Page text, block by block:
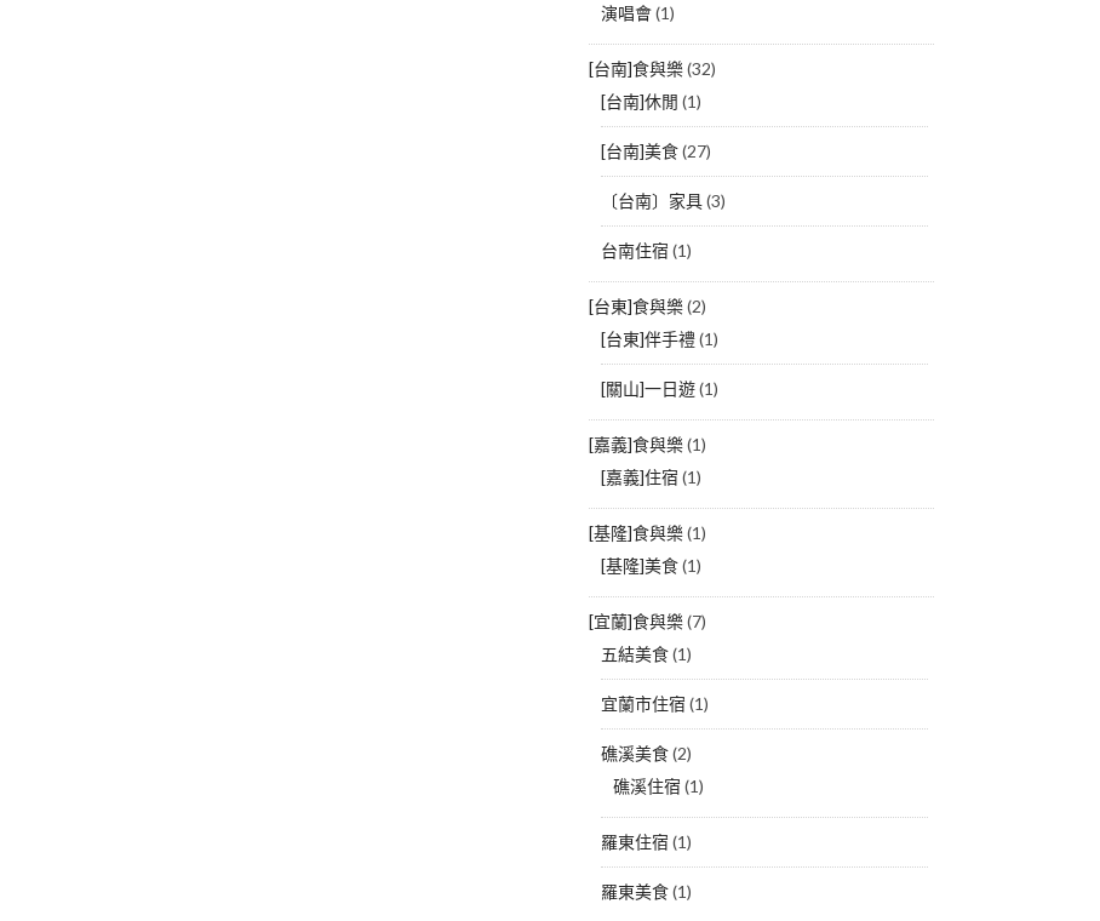
演唱會(1)
[台南]食與樂(32)
[台南]休閒 (1)
[台南]美食(27)
〔台南〕家具(3)
台南住宿 (1)
[台東]食與樂(2)
[台東]伴手禮(1)
[關山]一日遊(1)
[嘉義]食與樂(1)
[嘉義]住宿 (1)
[基隆]食與樂(1)
[基隆]美食(1)
[宜蘭]食與樂(7)
五結美食(1)
宜蘭市住宿 (1)
礁溪美食(2)
礁溪住宿 (1)
羅東住宿 (1)
羅東美食(1)